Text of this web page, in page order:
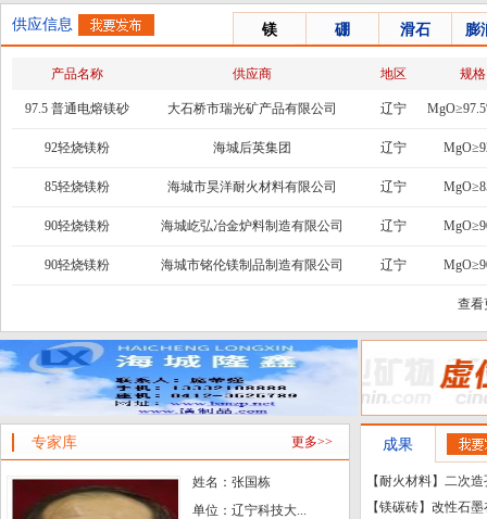
供应信息 镁 硼 滑石 膨
产品名称 供应商 地区 规格
97.5 普通电熔镁砂 大石桥市瑞光矿产品有限公司 辽宁
吨
92轻烧镁粉 海城后英集团 辽宁
85轻烧镁粉 海城市昊洋耐火材料有限公司 辽宁
90轻烧镁粉 海城屹弘冶金炉料制造有限公司 辽宁
90轻烧镁粉 海城市铭伦镁制品制造有限公司 辽宁
查看
专家库 更多>>
姓名： 张国栋
单位：辽宁科技大...
成果
【耐火材料】二次
【镁碳砖】改性石